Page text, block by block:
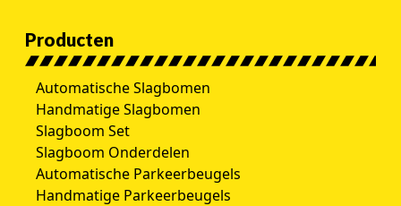
Producten
Automatische Slagbomen
Handmatige Slagbomen
Slagboom Set
Slagboom Onderdelen
Automatische Parkeerbeugels
Handmatige Parkeerbeugels